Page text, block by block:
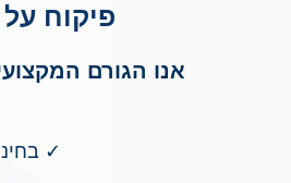
פיקוח
אנו הגורם
✓